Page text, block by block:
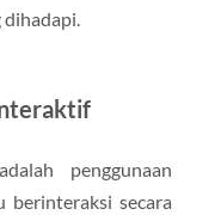
dihadapi.
penggunaan
berinteraksi secara